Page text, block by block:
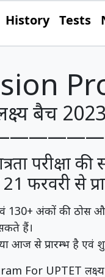
History Tests
बैच 2023
परीक्षा
फरवरी से
130+ अंकों की ठोस
हैं।
आज से प्रारम्भ है
For UPTET